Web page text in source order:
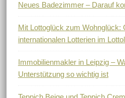
Neues Badezimmer – Darauf
Mit Lottoglück zum Wohnglück:
internationalen Lotterien im
Immobilienmakler in Leipzig –
Unterstützung so wichtig ist